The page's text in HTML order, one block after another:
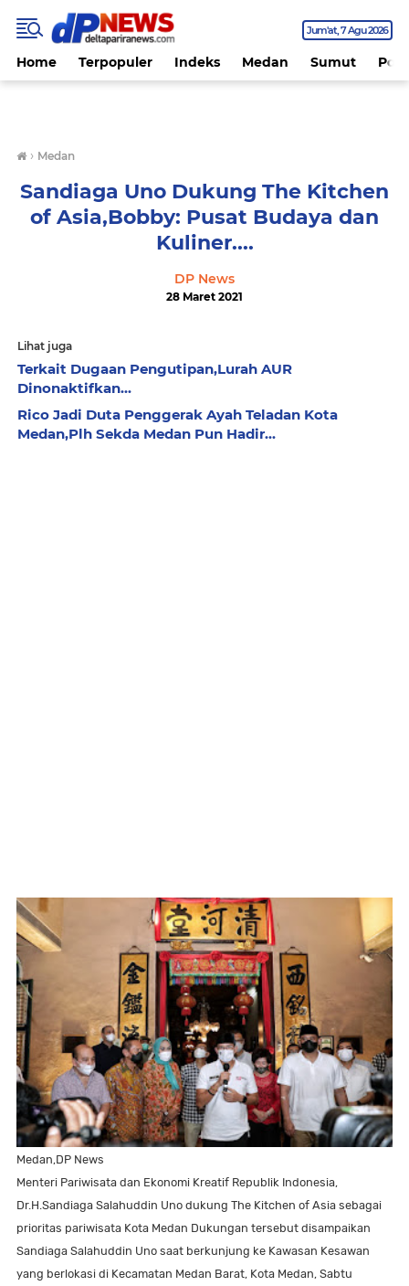
Jum'at 7 Agu 2026
Home Terpopuler Indeks Medan Sumut
› Medan
Sandiaga Uno Dukung The Kitchen
of Asia,Bobby: Pusat Budaya dan
Kuliner....
DP News
28 Maret 2021
Lihat juga
Terkait Dugaan Pengutipan,Lurah AUR
Dinonaktifkan...
Rico Jadi Duta Penggerak Ayah Teladan Kota
Medan,Plh Sekda Medan Pun Hadir...
Medan,DP News
Menteri Pariwisata dan Ekonomi Kreatif Republik Indonesia,
Dr.H.Sandiaga Salahuddin Uno dukung The Kitchen of Asia sebagai
prioritas pariwisata Kota Medan Dukungan tersebut disampaikan
Sandiaga Salahuddin Uno saat berkunjung ke Kawasan Kesawan
yang berlokasi di Kecamatan Medan Barat, Kota Medan, Sabtu